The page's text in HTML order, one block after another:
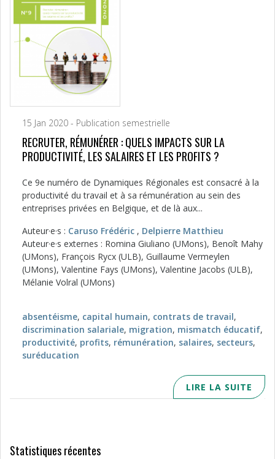
15 Jan 2020 - Publication semestrielle
RECRUTER, RÉMUNÉRER : QUELS IMPACTS SUR LA
PRODUCTIVITÉ, LES SALAIRES ET LES PROFITS ?
Ce 9e numéro de Dynamiques Régionales est consacré à la
productivité du travail et à sa rémunération au sein des
entreprises privées en Belgique, et de là aux...
Auteur·e·s : Caruso Frédéric , Delpierre Matthieu
Auteur·e·s externes : Romina Giuliano (UMons), Benoît Mahy
(UMons), François Rycx (ULB), Guillaume Vermeylen
(UMons), Valentine Fays (UMons), Valentine Jacobs (ULB),
Mélanie Volral (UMons)
absentéisme, capital humain, contrats de travail,
discrimination salariale, migration, mismatch éducatif,
productivité, profits, rémunération, salaires, secteurs,
suréducation
LIRE LA SUITE
Statistiques récentes